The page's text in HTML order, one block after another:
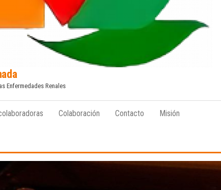
Enfermedades Renales
Colaboración Contacto Misión